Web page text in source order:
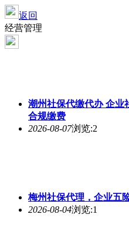
返回
经营管理
潮州社保代缴代办 企业
合规缴费
2026-08-07浏览:2
梅州社保代理，企业五
2026-08-04浏览:1